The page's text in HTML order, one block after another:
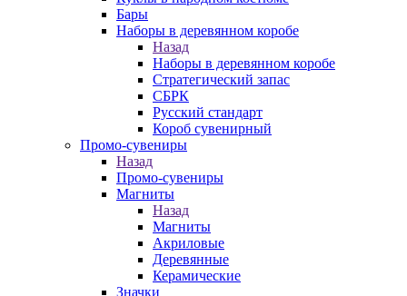
Бары
Наборы в деревянном коробе
Назад
Наборы в деревянном коробе
Стратегический запас
СБРК
Русский стандарт
Короб сувенирный
Промо-сувениры
Назад
Промо-сувениры
Магниты
Назад
Магниты
Акриловые
Деревянные
Керамические
Значки